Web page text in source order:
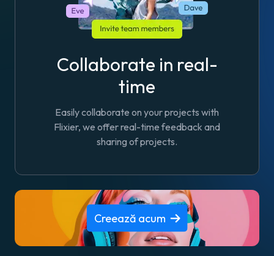
Collaborate in real-
time
Easily collaborate on your projects with
Flixier, we offer real-time feedback and
sharing of projects.
Creează acum